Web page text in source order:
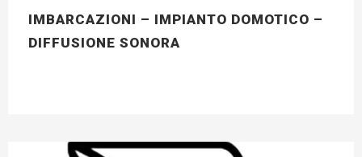
IMBARCAZIONI – IMPIANTO DOMOTICO –
DIFFUSIONE SONORA